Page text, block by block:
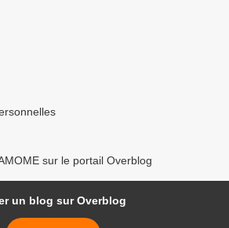
sur le portail Overblog
un blog sur Overblog